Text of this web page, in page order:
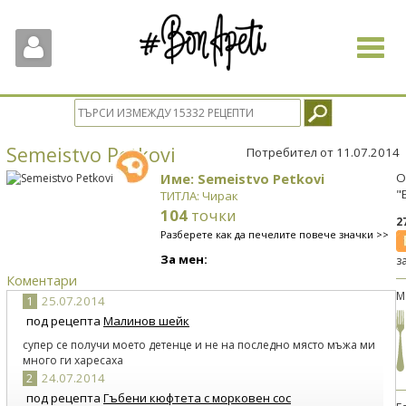
Toggle
Semeistvo Petkovi Потребител от 11.07.2014
Име: Semeistvo Petkovi
ТИТЛА: Чирак
104 точки
Разберете как да печелите повече значки >>
За мен:
Коментари
1
25.07.2014
под рецепта Малинов шейк
супер се получи моето детенце и не на последно място мъжа ми
много ги харесаха
2 24.07.2014
под рецепта Гъбени кюфтета с морковен сос